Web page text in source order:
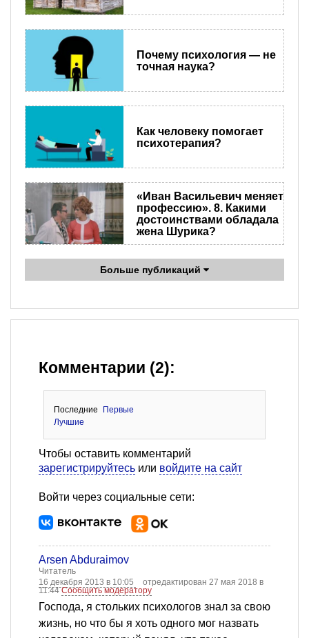
Почему психология — не
точная наука?
Как человеку помогает
психотерапия?
«Иван Васильевич меняет
профессию». 8. Какими
достоинствами обладала
жена Шурика?
Больше публикаций
Комментарии (2):
Последние
Первые
Лучшие
Чтобы оставить комментарий
зарегистрируйтесь или войдите на сайт
Войти через социальные сети:
Arsen Abduraimov
Читатель
16 декабря 2013 в 10:05
отредактирован 27 мая 2018 в
11:44Сообщить модератору
Господа, я стольких психологов знал за свою
жизнь, но что бы я хоть одного мог назвать